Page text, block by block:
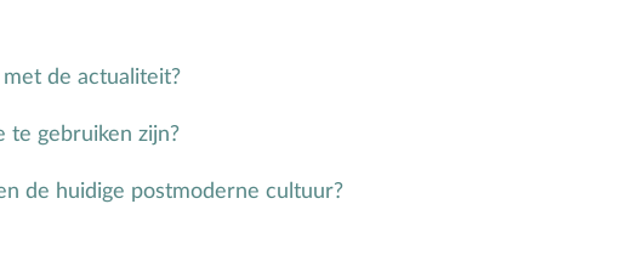
de actualiteit?
te gebruiken zijn?
de huidige postmoderne cultuur?